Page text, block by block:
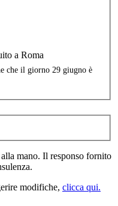
a Roma
che il giorno 29 giugno è
mano. Il responso fornito
modifiche, clicca qui.